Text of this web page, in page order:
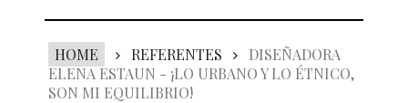
HOME REFERENTES
DISEÑADORA
ELENA ESTAUN - ¡LO URBANO Y LO ÉTNICO,
SON MI EQUILIBRIO!